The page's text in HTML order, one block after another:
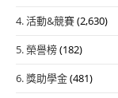
4. 活動&競賽(2,630)
5. 榮譽榜(182)
6. 獎助學金(481)